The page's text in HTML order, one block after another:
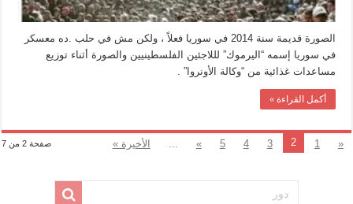
الصورة قديمة سنة 2014 في سوريا فعلاً ، ولكن مش في حلب .ده معسكر
في سوريا إسمه “اليرموك” لللاجئين الفلسطينيين والصورة أثناء توزيع
مساعدات غذائية من “وكالة الأونروا” .
أكمل القراءة »
صفحة 2 من 7 «
1
2
3
4
5
» الأخيرة »